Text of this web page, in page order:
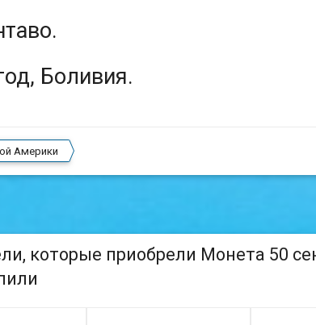
Боливия.
Америки
которые приобрели Монета 50